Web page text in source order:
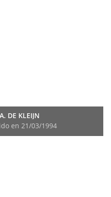
DE KLEIJN
en 21/03/1994